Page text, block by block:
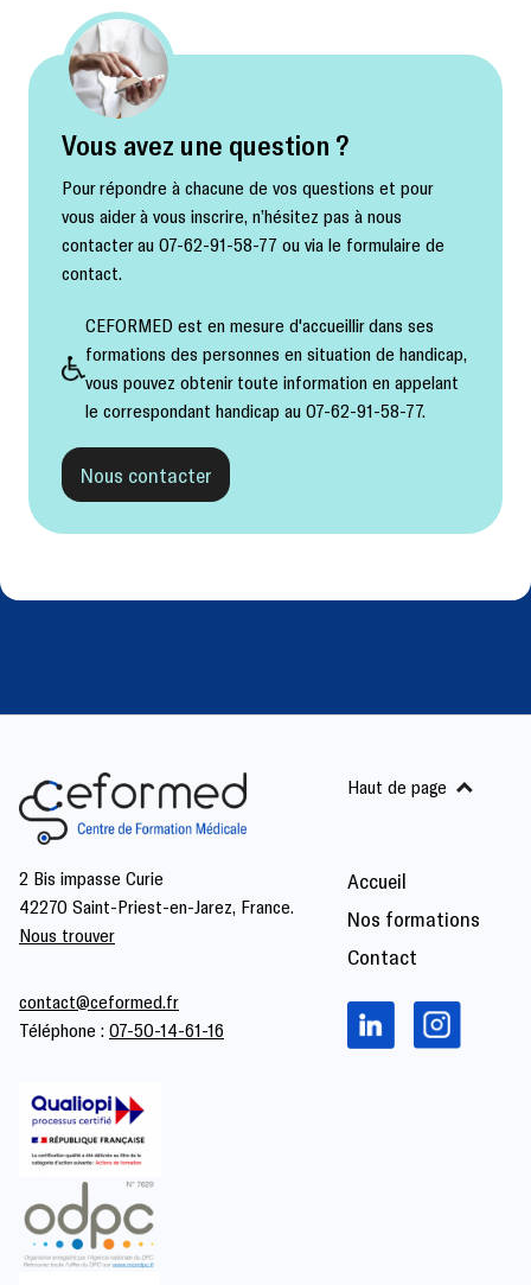
Vous avez une question ?
Pour répondre à chacune de vos questions et pour
vous aider à vous inscrire, n’hésitez pas à nous
contacter au 07-62-91-58-77 ou via le formulaire de
contact.
CEFORMED est en mesure d'accueillir dans ses
formations des personnes en situation de handicap,
vous pouvez obtenir toute information en appelant
le correspondant handicap au 07-62-91-58-77.
Nous contacter
2 Bis impasse Curie
42270 Saint-Priest-en-Jarez, France.
Nous trouver
Accueil
Nos formations
Contact
Haut de page
contact@ceformed.fr
Téléphone : 07-50-14-61-16